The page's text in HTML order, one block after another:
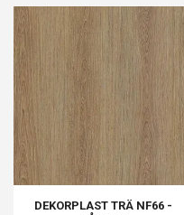
DEKORPLAST TRÄ NF66 -